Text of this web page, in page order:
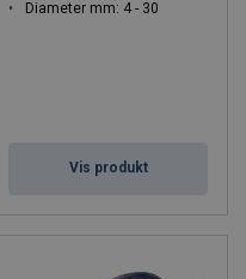
Diameter mm: 4 - 30
Vis produkt